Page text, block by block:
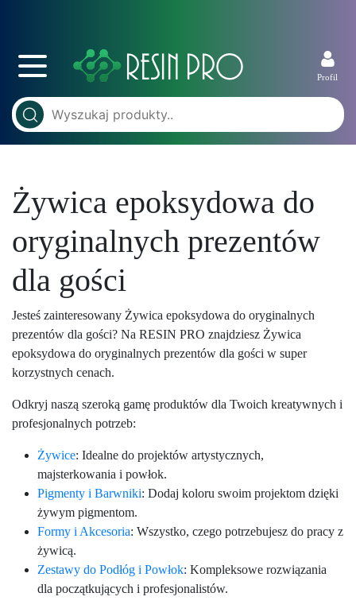
Profil
Żywica epoksydowa do
oryginalnych prezentów
dla gości
Jesteś zainteresowany Żywica epoksydowa do oryginalnych
prezentów dla gości? Na RESIN PRO znajdziesz Żywica
epoksydowa do oryginalnych prezentów dla gości w super
korzystnych cenach.
Odkryj naszą szeroką gamę produktów dla Twoich kreatywnych i
profesjonalnych potrzeb:
Żywice: Idealne do projektów artystycznych,
majsterkowania i powłok.
Pigmenty i Barwniki: Dodaj koloru swoim projektom dzięki
żywym pigmentom.
Formy i Akcesoria: Wszystko, czego potrzebujesz do pracy z
żywicą.
Zestawy do Podłóg i Powłok: Kompleksowe rozwiązania
dla początkujących i profesjonalistów.